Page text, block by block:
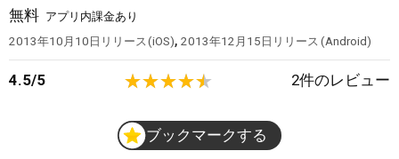
無料 アプリ内課金あり
2013年10月10日 リリース iOS ,2013年12月15日 リリース Android
4.5/5 2件のレビュー
ブックマークする